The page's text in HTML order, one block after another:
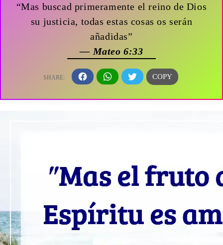
“Mas buscad primeramente el reino de Dios
su justicia, todas estas cosas os serán
añadidas”
— Mateo 6:33